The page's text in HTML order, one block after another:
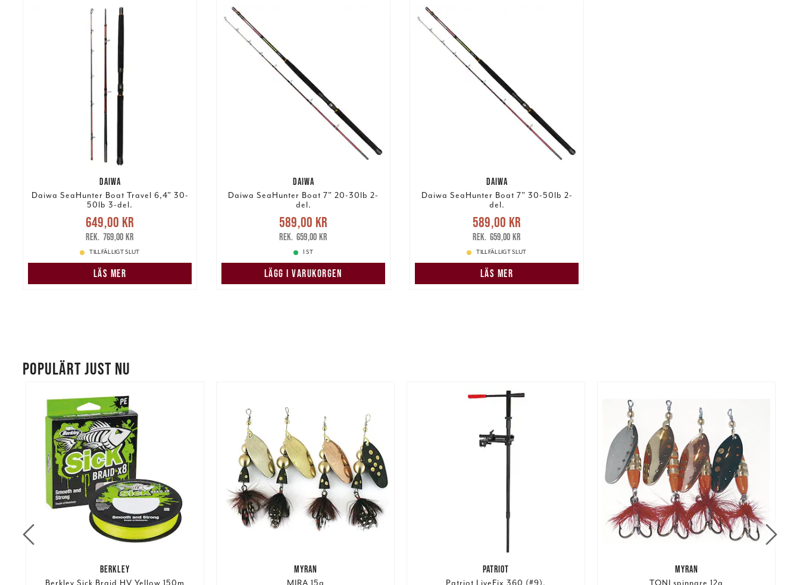
DAIWA
Daiwa SeaHunter Boat Travel 6,4" 30-
50lb 3-del.
Nuvarande pris
649,00 krTidigare pris
769,00 kr
649,00 kr
769,00 kr
TILLFÄLLIGT SLUT
LÄS MER
DAIWA
Daiwa SeaHunter Boat 7" 20-30lb 2-
del.
Nuvarande pris
589,00 krTidigare pris
659,00 kr
589,00 kr
659,00 kr
1 ST
LÄGG I VARUKORGEN
DAIWA
Daiwa SeaHunter Boat 7" 30-50lb 2-
del.
Nuvarande pris
589,00 krTidigare pris
659,00 kr
589,00 kr
659,00 kr
TILLFÄLLIGT SLUT
LÄS MER
POPULÄRT JUST NU
BERKLEY MYRAN PATRIOT MYRAN